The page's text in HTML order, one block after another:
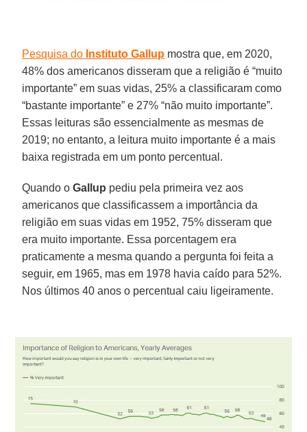
Pesquisa do Instituto Gallup mostra que, em 2020,
48% dos americanos disseram que a religião é “muito
importante” em suas vidas, 25% a classificaram como
“bastante importante” e 27% “não muito importante”.
Essas leituras são essencialmente as mesmas de
2019; no entanto, a leitura muito importante é a mais
baixa registrada em um ponto percentual.
Quando oGallup pediu pela primeira vez aos
americanos que classificassem a importância da
religião em suas vidas em 1952, 75% disseram que
era muito importante. Essa porcentagem era
praticamente a mesma quando a pergunta foi feita a
seguir, em 1965, mas em 1978 havia caído para 52%.
Nos últimos 40 anos o percentual caiu ligeiramente.